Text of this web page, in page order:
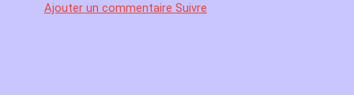
Ajouter un commentaire Suivre